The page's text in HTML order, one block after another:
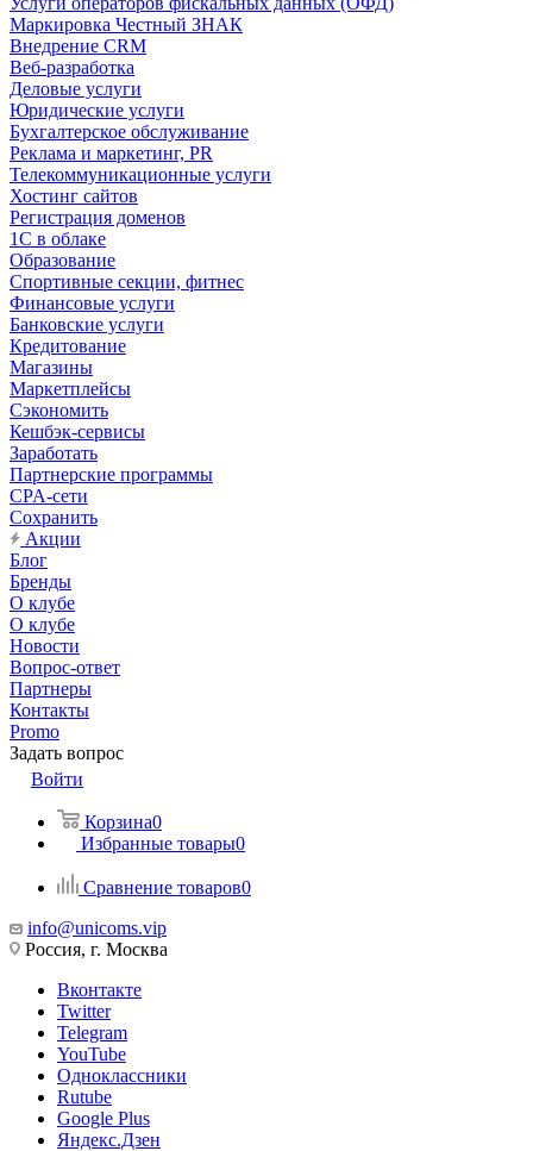
Маркировка Честный ЗНАК
Внедрение CRM
Веб-разработка
Деловые услуги
Юридические услуги
Бухгалтерское обслуживание
Реклама и маркетинг, PR
Телекоммуникационные услуги
Хостинг сайтов
Регистрация доменов
1С в облаке
Образование
Спортивные секции, фитнес
Финансовые услуги
Банковские услуги
Кредитование
Магазины
Маркетплейсы
Сэкономить
Кешбэк-сервисы
Заработать
Партнерские программы
CPA-сети
Сохранить
Акции
Блог
Бренды
О клубе
О клубе
Новости
Вопрос-ответ
Партнеры
Контакты
Promo
Задать вопрос
Войти
Корзина0
Избранные товары0
Сравнение товаров0
info@unicoms.vip
Россия, г. Москва
Вконтакте
Twitter
Telegram
YouTube
Одноклассники
Rutube
Google Plus
Яндекс.Дзен